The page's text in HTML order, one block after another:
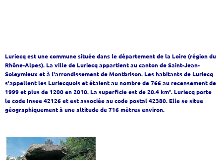
Luriecq est une commune située dans le département de la Loire (région du
Rhône-Alpes). La ville de Luriecq appartient au canton de Saint-Jean-
Soleymieux et à l'arrondissement de Montbrison. Les habitants de Luriecq
s'appellent les Luriecquois et étaient au nombre de 766 au recensement de
1999 et plus de 1200 en 2010. La superficie est de 20.4 km². Luriecq porte
le code Insee 42126 et est associée au code postal 42380. Elle se situe
géographiquement à une altitude de 716 mètres environ.